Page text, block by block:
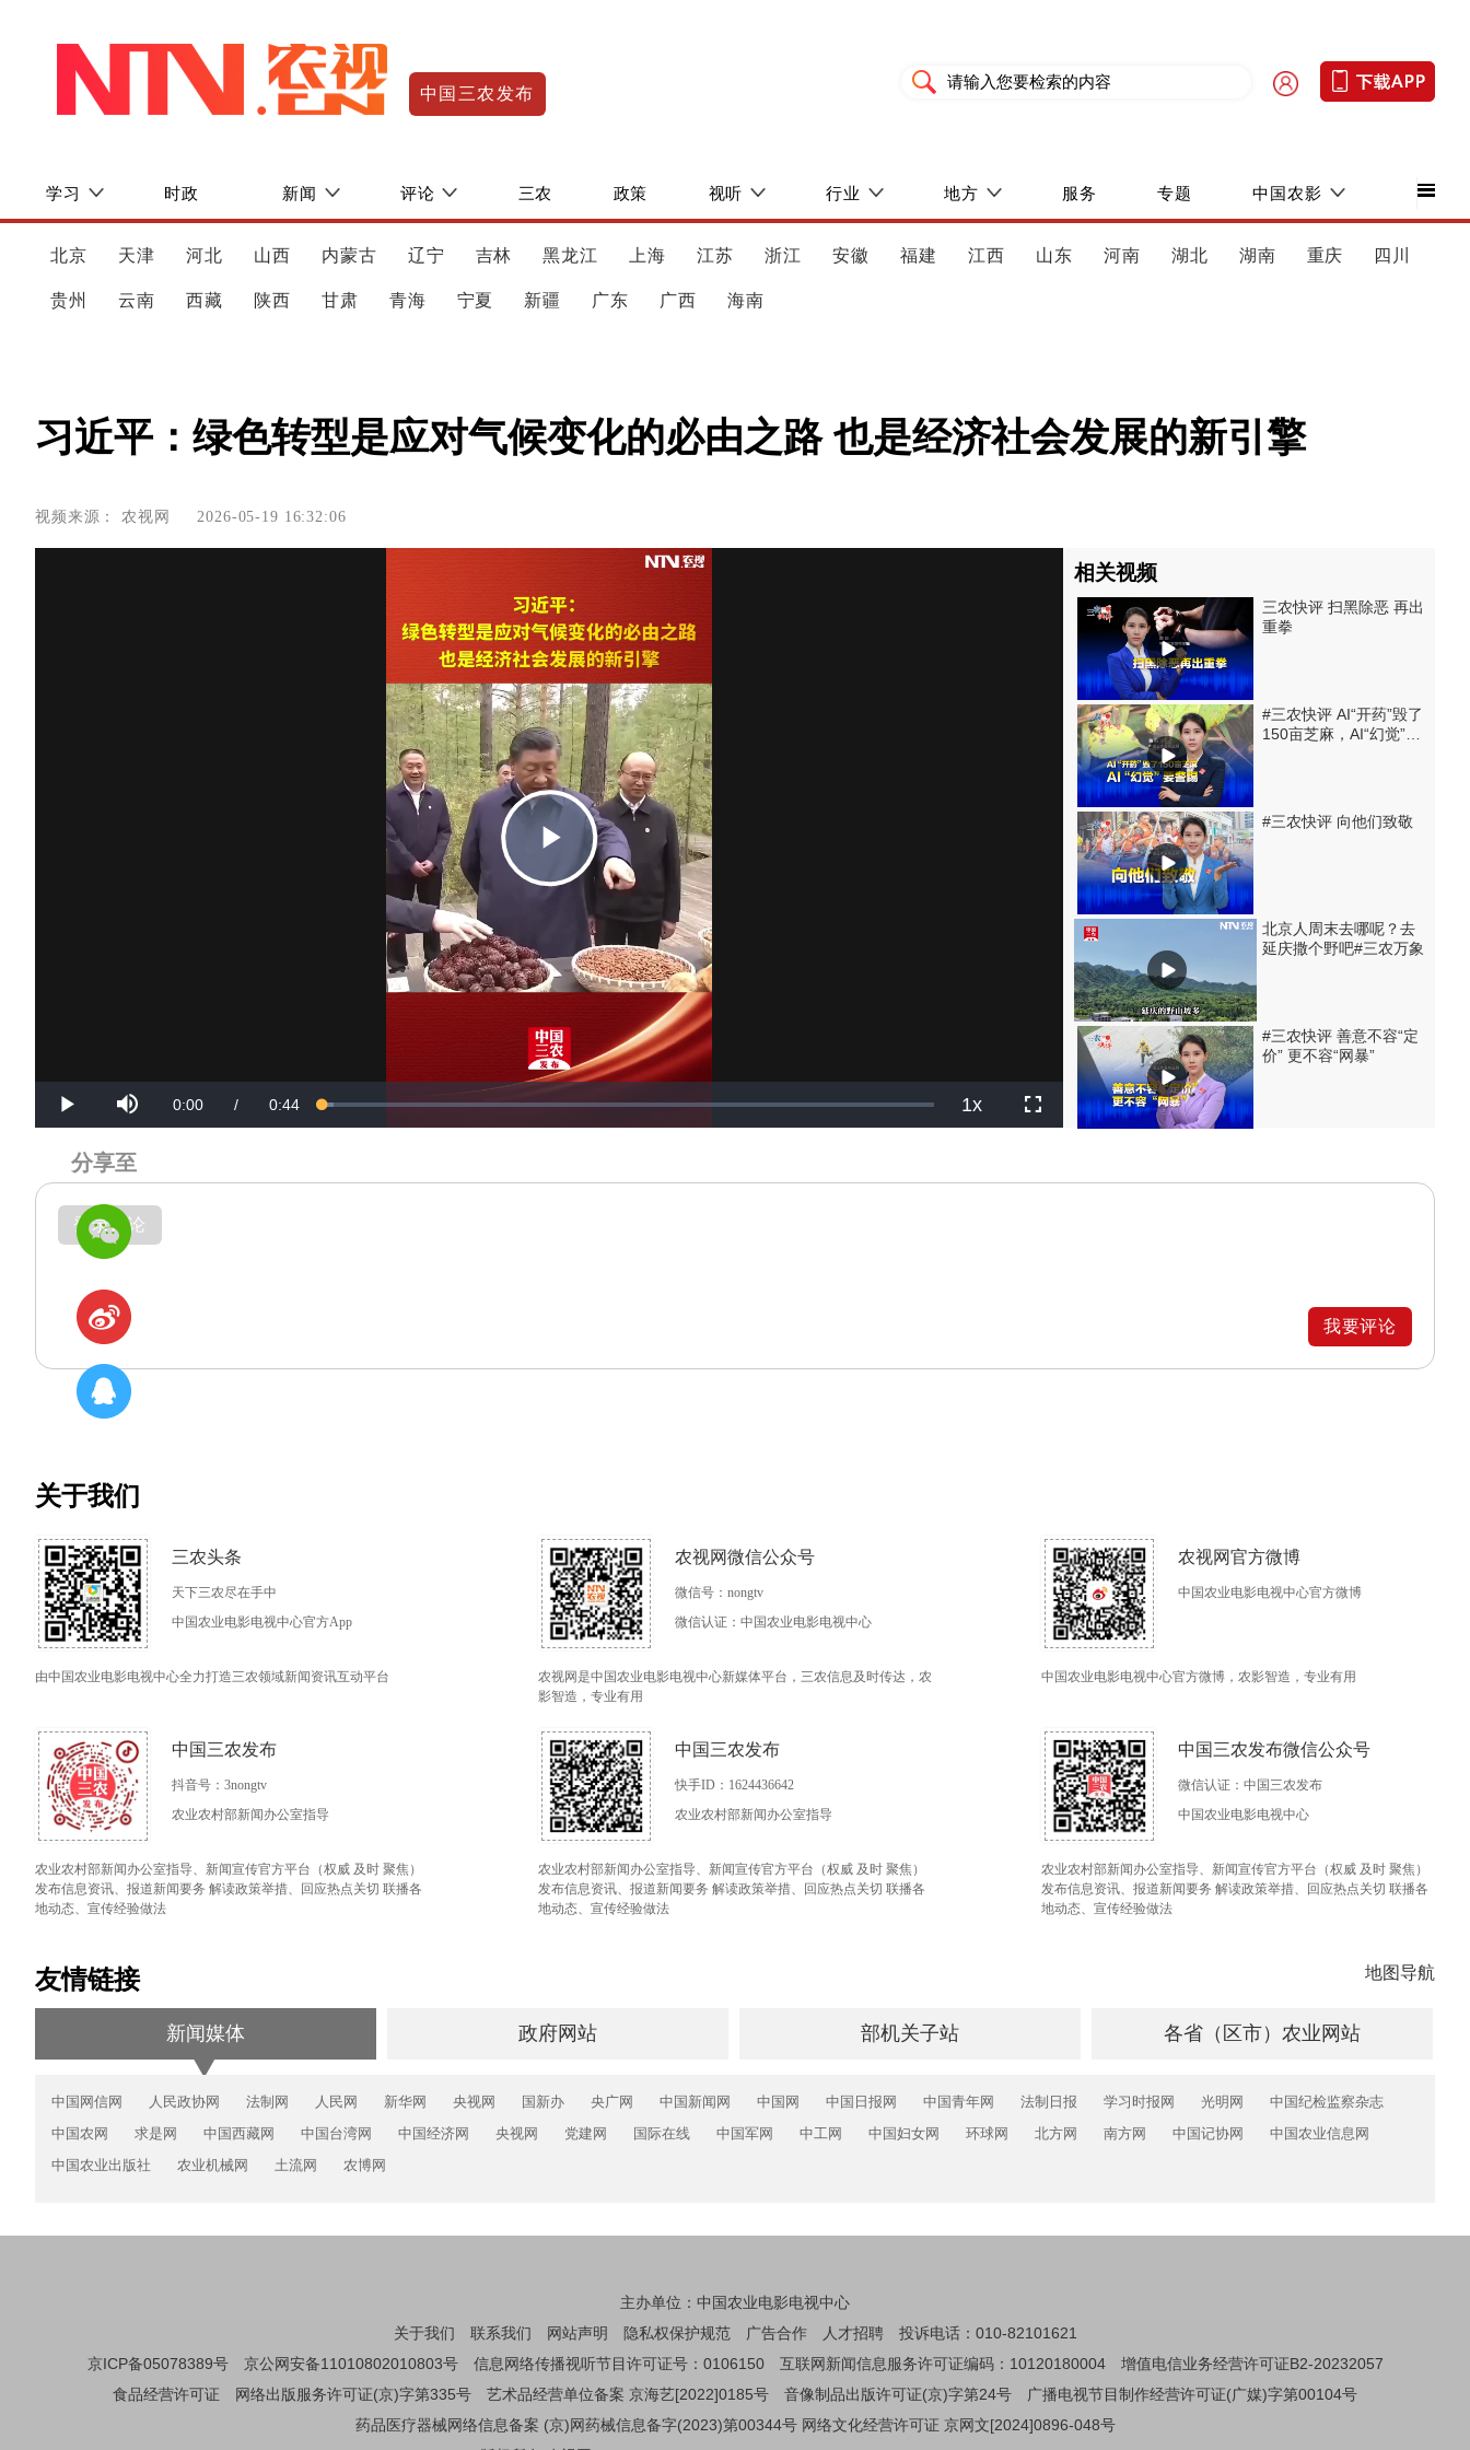
中国三农发布
学习 时政 新闻 评论 三农 政策 视听 行业 地方 服务 专题 中国农影
北京 天津 河北 山西 内蒙古 辽宁 吉林 黑龙江 上海 江苏 浙江 安徽 福建 江西 山东 河南 湖北 湖南 重庆 四川
贵州 云南 西藏 陕西 甘肃 青海 宁夏 新疆 广东 广西 海南
习近平：绿色转型是应对气候变化的必由之路 也是经济社会发展的新引擎
视频来源：农视网 2026-05-19 16:32:06
Play
Video
Play Current
0:00 / Duration
0:44 Loaded:
0%
Progress:
0%
Rate
1x Fullscreen
相关视频
三农快评 扫黑除恶 再出
重拳
#三农快评 AI“开药”毁了
150亩芝麻，AI“幻觉”要
#三农快评 向他们致敬
北京人周末去哪呢？去
延庆撒个野吧#三农万象
#三农快评 善意不容“定
价” 更不容“网暴”
登录评论
我要评论
关于我们
三农头条
天下三农尽在手中
中国农业电影电视中心官方App
由中国农业电影电视中心全力打造三农领域新闻资讯互动平台
农视网微信公众号
微信号：nongtv
微信认证：中国农业电影电视中心
农视网是中国农业电影电视中心新媒体平台，三农信息及时传达，农
影智造，专业有用
农视网官方微博
中国农业电影电视中心官方微博
中国农业电影电视中心官方微博，农影智造，专业有用
中国三农发布
抖音号：3nongtv
农业农村部新闻办公室指导
农业农村部新闻办公室指导、新闻宣传官方平台（权威 及时 聚焦）
发布信息资讯、报道新闻要务 解读政策举措、回应热点关切 联播各
地动态、宣传经验做法
中国三农发布
快手ID：1624436642
农业农村部新闻办公室指导
农业农村部新闻办公室指导、新闻宣传官方平台（权威 及时 聚焦）
发布信息资讯、报道新闻要务 解读政策举措、回应热点关切 联播各
地动态、宣传经验做法
中国三农发布微信公众号
微信认证：中国三农发布
中国农业电影电视中心
农业农村部新闻办公室指导、新闻宣传官方平台（权威 及时 聚焦）
发布信息资讯、报道新闻要务 解读政策举措、回应热点关切 联播各
地动态、宣传经验做法
友情链接 地图导航
新闻媒体 政府网站 部机关子站 各省（区市）农业网站
中国网信网 人民政协网 法制网 人民网 新华网 央视网 国新办 央广网 中国新闻网 中国网 中国日报网 中国青年网 法制日报 学习时报网 光明网
中国纪检监察杂志
中国农网
求是网 中国西藏网 中国台湾网 中国经济网 央视网 党建网 国际在线 中国军网 中工网 中国妇女网 环球网 北方网 南方网 中国记协网
中国农业信息网
中国农业出版社
农业机械网 土流网 农博网
主办单位：中国农业电影电视中心
关于我们
联系我们 网站声明 隐私权保护规范 广告合作 人才招聘
投诉电话：010-82101621
京ICP备05078389号
京公网安备11010802010803号 信息网络传播视听节目许可证号：0106150 互联网新闻信息服务许可证编码：10120180004
增值电信业务经营许可证B2-20232057
食品经营许可证
网络出版服务许可证(京)字第335号 艺术品经营单位备案 京海艺[2022]0185号 音像制品出版许可证(京)字第24号
广播电视节目制作经营许可证(广媒)字第00104号
药品医疗器械网络信息备案 (京)网药械信息备字(2023)第00344号 网络文化经营许可证 京网文[2024]0896-048号
分享至